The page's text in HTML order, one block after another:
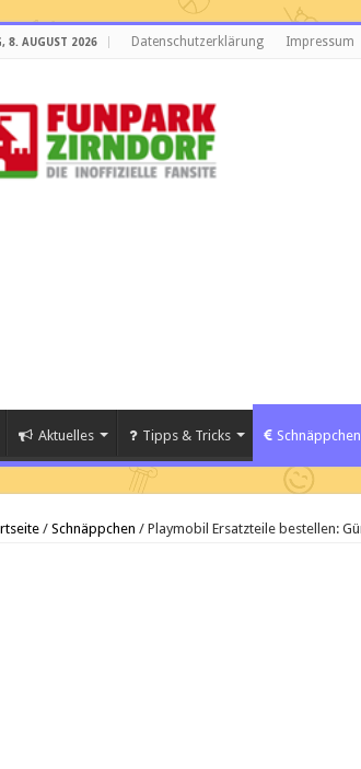
8. AUGUST 2026 Datenschutzerklärung Impressum
Aktuelles Tipps & Tricks Schnäppchen
/ Schnäppchen / Playmobil Ersatzteile bestellen: